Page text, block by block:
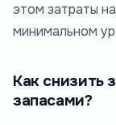
этом затраты
минимальном
Как снизить
запасами?